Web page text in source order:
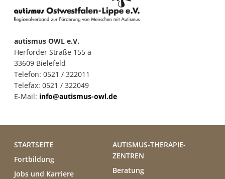
autismus OWL e.V.
Herforder Straße 155 a
33609 Bielefeld
Telefon: 0521 / 322011
Telefax: 0521 / 322049
E-Mail: info@autismus-owl.de
STARTSEITE
Fortbildung
Jobs und Karriere
AUTISMUS-THERAPIE-
ZENTREN
Beratung